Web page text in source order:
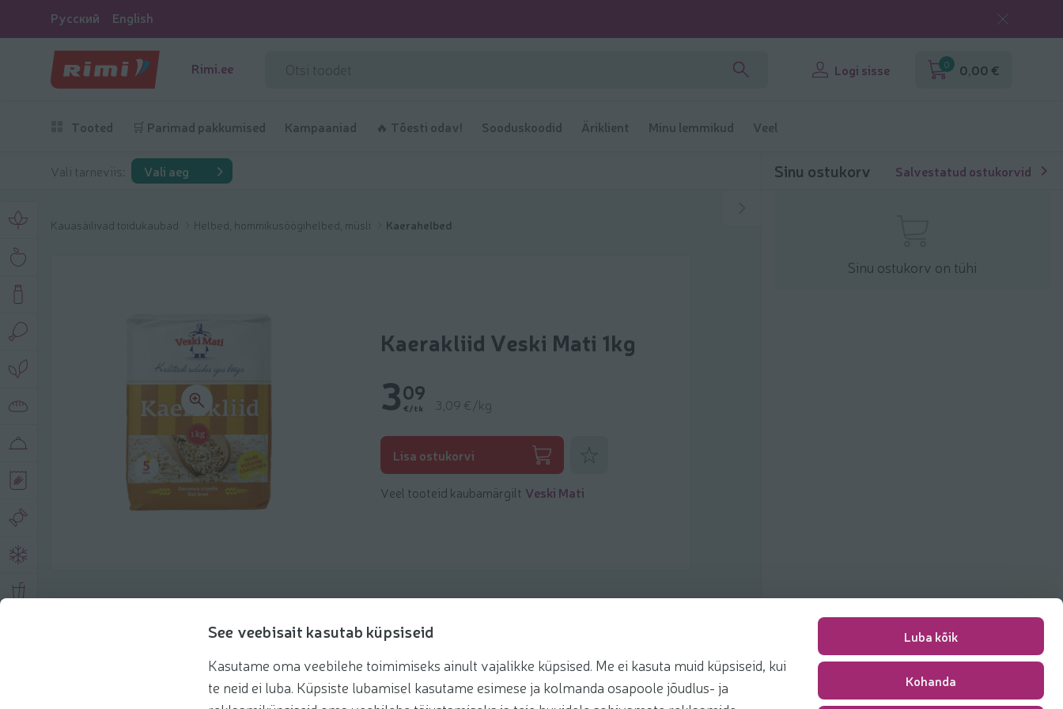
See veebisait kasutab küpsiseid
Kasutame oma veebilehe toimimiseks ainult vajalikke küpsised. Me ei kasuta muid küpsiseid, kui
te neid ei luba. Küpsiste lubamisel kasutame esimese ja kolmanda osapoole jõudlus- ja
Luba kõik
Kohanda
Русский English
Rimi.ee Logi sisse 0 0,00 €
Tooted 🛒 Parimad pakkumised Kampaaniad 🔥 Tõesti odav! Sooduskoodid Äriklient Minu lemmikud Veel
Vali tarneviis: Vali aeg
Kauasäilivad toidukaubad Helbed, hommikusöögihelbed, müsli Kaerahelbed
Kaerakliid Veski Mati 1kg
309
€/tk 3,09 €/kg
Lisa ostukorvi
Veel tooteid kaubamärgilt Veski Mati
Soovitatud tooted Kasuta retseptis
Sinu ostukorv Salvestatud ostukorvid
Sinu ostukorv on tühi